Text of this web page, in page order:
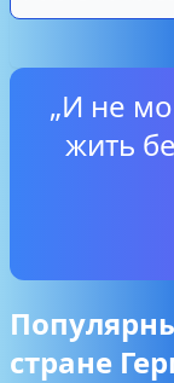
„И не
жить
стране